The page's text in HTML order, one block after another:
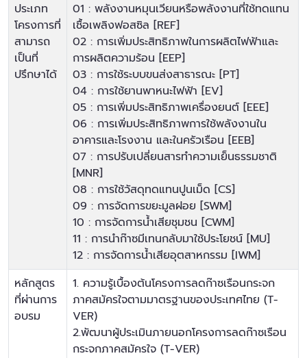
ประเภท
โครงการที่
สามารถ
เป็นที่
ปรึกษาได้
01 : พลังงานหมุนเวียนหรือพลังงานที่ใช้ทดแทน
เชื้อเพลิงฟอสซิล [REF]
02 : การเพิ่มประสิทธิภาพในการผลิตไฟฟ้าและ
การผลิตความร้อน [EEP]
03 : การใช้ระบบขนส่งสาธารณะ [PT]
04 : การใช้ยานพาหนะไฟฟ้า [EV]
05 : การเพิ่มประสิทธิภาพเครื่องยนต์ [EEE]
06 : การเพิ่มประสิทธิภาพการใช้พลังงานใน
อาคารและโรงงาน และในครัวเรือน [EEB]
07 : การปรับเปลี่ยนสารทำความเย็นธรรมชาติ
[MNR]
08 : การใช้วัสดุทดแทนปูนเม็ด [CS]
09 : การจัดการขยะมูลฝอย [SWM]
10 : การจัดการน้ำเสียชุมชน [CWM]
11 : การนำก๊าซมีเทนกลับมาใช้ประโยชน์ [MU]
12 : การจัดการน้ำเสียอุตสาหกรรม [IWM]
หลักสูตร
ที่ผ่านการ
อบรม
1. ความรู้เบื้องต้นโครงการลดก๊าซเรือนกระจก
ภาคสมัครใจตามมาตรฐานของประเทศไทย (T-
VER)
2.พัฒนาผู้ประเมินภายนอกโครงการลดก๊าซเรือน
กระจกภาคสมัครใจ (T-VER)